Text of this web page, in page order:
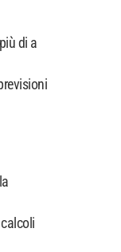
di a